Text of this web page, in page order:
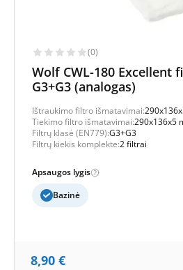
(0)
Wolf CWL-180 Excellent
G3+G3 (analogas)
Ištraukimo filtro išmatavimai:
Tiekimo filtro išmatavimai:290x136x5
Filtrų klasė (EN779):G3+G3
Filtrų kiekis komplekte:2 filtrai
Apsaugos lygis
Bazinė
8,90 €